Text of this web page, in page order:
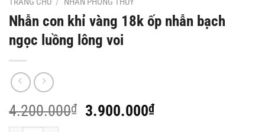
Nhẫn con khỉ vàng 18k ốp nhẫn bạch
ngọc luồng lông voi
4.200.000₫
Giá
3.900.000₫Giá